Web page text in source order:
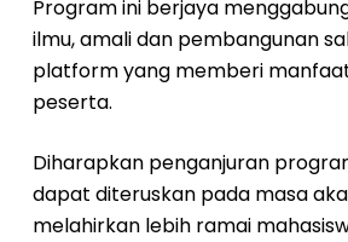
Program ini berjaya
ilmu, amali dan pembangunan
platform yang memberi
peserta.
Diharapkan penganjuran
dapat diteruskan pada masa
melahirkan lebih ramai